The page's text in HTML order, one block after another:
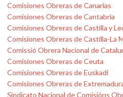
Comisiones Obreras de Canarias
Comisiones Obreras de Cantabria
Comisiones Obreras de Castilla y
Comisiones Obreras de Castilla-La
Comissió Obrera Nacional de
Comisiones Obreras de Ceuta
Comisiones Obreras de Euskadi
Comisiones Obreras de
Sindicato Nacional de Comisións